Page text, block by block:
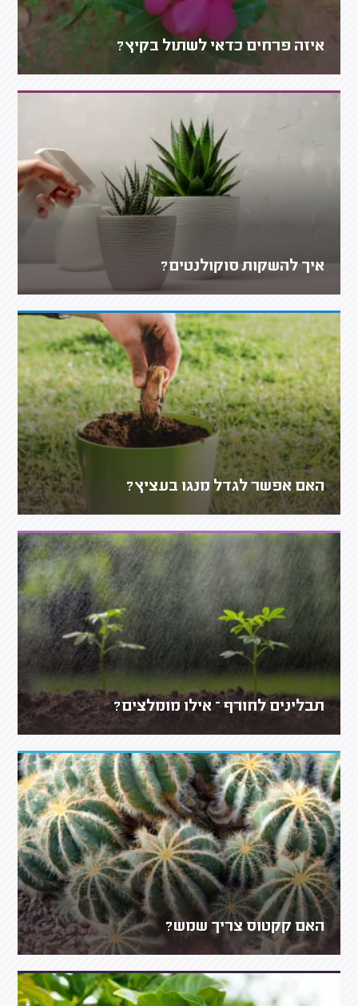
איזה פרחים כדאי לשתול בקיץ?
איך להשקות סוקולנטים?
האם אפשר לגדל מנגו בעציץ?
תבלינים לחורף – אילו מומלצים?
האם קקטוס צריך שמש?